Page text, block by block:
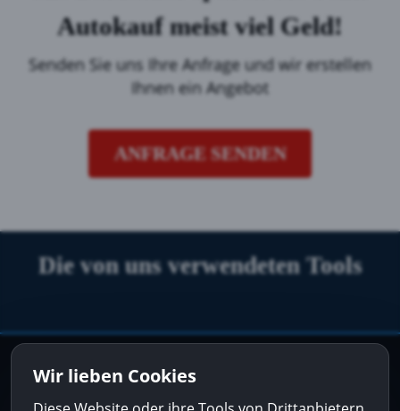
Autokauf meist viel Geld!
Senden Sie uns Ihre Anfrage und wir erstellen
Ihnen ein Angebot
ANFRAGE SENDEN
Die von uns verwendeten Tools
Folge uns auf:
Wir lieben Cookies